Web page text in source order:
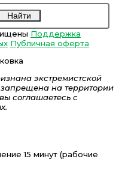
Найти
Поддержка
Публичная оферта
экстремистской
запрещена на территории
соглашаетесь с
15 минут (рабочие